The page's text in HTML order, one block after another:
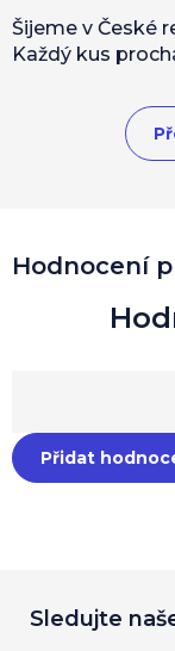
Hodnocení
Přidat
Šijeme v České
Každý kus
Sledujte